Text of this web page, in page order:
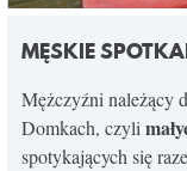
MĘSKIE
Mężczyźni należący
Domkach, czyli
spotykających się